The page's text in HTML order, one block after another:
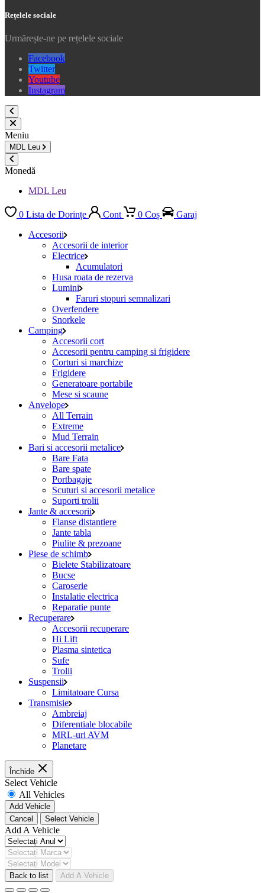
Rețelele sociale
Urmărește-ne pe rețelele sociale
Facebook
Twitter
Youtube
Instagram
Meniu
MDL Leu
Monedă
MDL Leu
0 Lista de Dorințe Cont 0 Coș
Garaj
Accesorii
Accesorii de interior
Electrice
Acumulatori
Husa roata de rezerva
Lumini
Faruri stopuri semnalizari
Overfendere
Snorkele
Camping
Accesorii cort
Accesorii pentru camping si frigidere
Corturi si marchize
Frigidere
Generatoare portabile
Mese si scaune
Anvelope
All Terrain
Extreme
Mud Terrain
Bari si accesorii metalice
Bare Fata
Bare spate
Portbagaje
Scuturi si accesorii metalice
Suporti trolii
Jante & accesorii
Flanse distantiere
Jante tabla
Piulite & prezoane
Piese de schimb
Bielete Stabilizatoare
Bucse
Caroserie
Instalatie electrica
Reparatie punte
Recuperare
Accesorii recuperare
Hi Lift
Plasma sintetica
Sufe
Trolii
Suspensii
Limitatoare Cursa
Transmisie
Ambreiaj
Diferentiale blocabile
MRL-uri AVM
Planetare
Închide
Select Vehicle
All Vehicles
Add Vehicle
Cancel
Select Vehicle
Add A Vehicle
Back to list Add A Vehicle